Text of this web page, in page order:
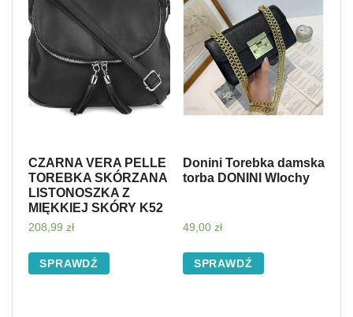
CZARNA VERA PELLE
TOREBKA SKÓRZANA
LISTONOSZKA Z
MIĘKKIEJ SKÓRY K52
208,99 zł
SPRAWDŹ
Donini Torebka damska
torba DONINI Wlochy
49,00 zł
SPRAWDŹ